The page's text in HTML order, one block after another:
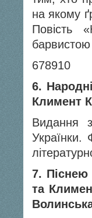
на якому
Повість
678910
6.
Климент
Видання
Українки.
7. Піснею
та